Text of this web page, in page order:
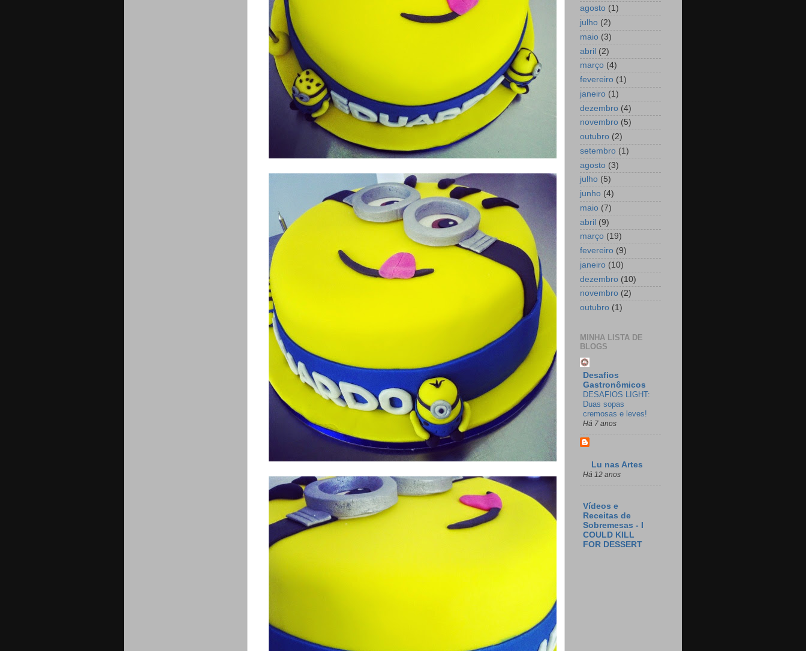
agosto (1)
julho (2)
maio (3)
abril (2)
março (4)
fevereiro (1)
janeiro (1)
dezembro (4)
novembro (5)
outubro (2)
setembro (1)
agosto (3)
julho (5)
junho (4)
maio (7)
abril (9)
março (19)
fevereiro (9)
janeiro (10)
dezembro (10)
novembro (2)
outubro (1)
MINHA LISTA DE
BLOGS
Desafios
Gastronômicos
DESAFIOS LIGHT:
Duas sopas
cremosas e leves!
Há 7 anos
Lu nas Artes
Há 12 anos
Vídeos e
Receitas de
Sobremesas - I
COULD KILL
FOR DESSERT